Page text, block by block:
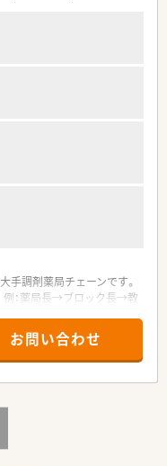
をしたくない場合は他店舗
可能です！
しています
を据えて働きたい方
調剤薬局チェーンです。
：薬局長→ブロック長→教
設備を備えております。
に、在宅への積極的な取り
ズに応えます。
、働きやすさを重視した
お問い合わせ